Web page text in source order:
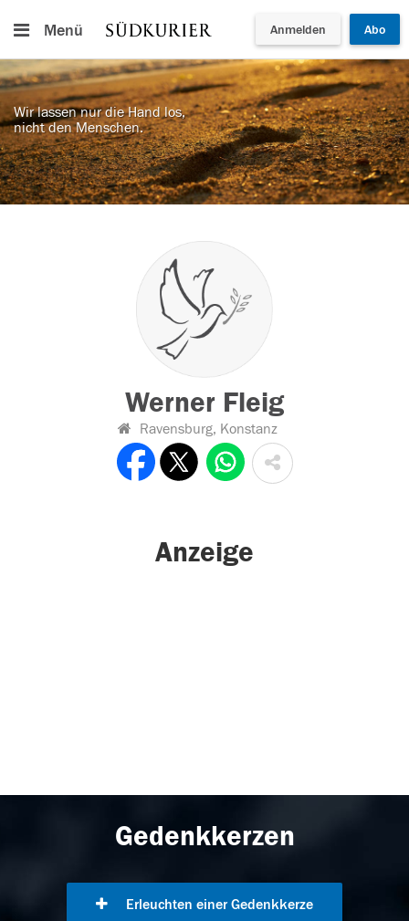
Menü Anmelden Abo
Wir lassen nur die Hand los,
nicht den Menschen.
Werner Fleig
Ravensburg, Konstanz
Anzeige
Gedenkkerzen
Erleuchten einer Gedenkkerze